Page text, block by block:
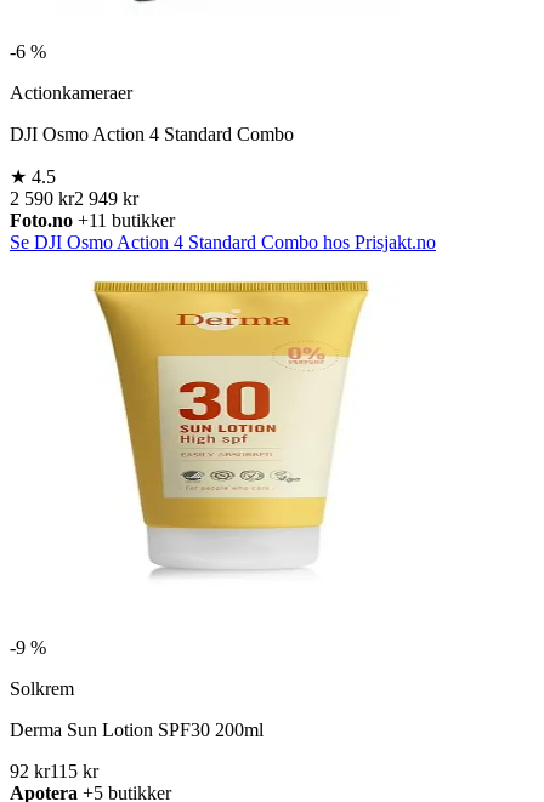
-6 %
Actionkameraer
DJI Osmo Action 4 Standard Combo
★ 4.5
2 590 kr2 949 kr
Foto.no +11 butikker
Se DJI Osmo Action 4 Standard Combo hos Prisjakt.no
-9 %
Solkrem
Derma Sun Lotion SPF30 200ml
92 kr115 kr
Apotera +5 butikker